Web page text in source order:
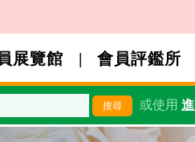
展覽館 會員評鑑所
或使用